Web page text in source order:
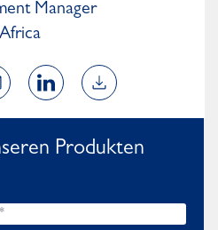
Manager
Africa
Produkten